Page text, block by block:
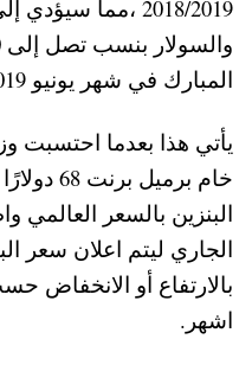
2018/2019 ،مما
المبارك في شهر يونيو 2019.
يأتي هذا بعدما احتسبت
خام
البنزين بالسعر العالمي
الجاري ليتم اعلان سعر
اشهر.